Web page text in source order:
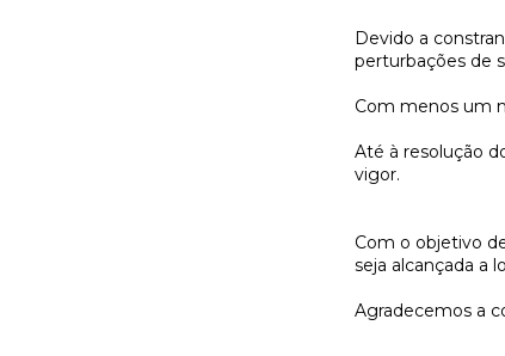
Devido a
perturbações de
Com menos um
Até à resolução
vigor.
Com o objetivo
seja alcançada a
Agradecemos a